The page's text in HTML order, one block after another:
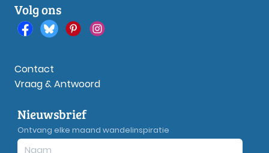
Volg ons
Contact
Vraag & Antwoord
Nieuwsbrief
Ontvang elke maand wandelinspiratie